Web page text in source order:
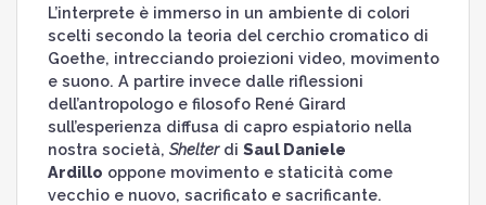
L’interprete è immerso in un ambiente di colori
scelti secondo la teoria del cerchio cromatico di
Goethe, intrecciando proiezioni video, movimento
e suono. A partire invece dalle riflessioni
dell’antropologo e filosofo René Girard
sull’esperienza diffusa di capro espiatorio nella
nostra società, Shelterdi Saul Daniele
Ardillo oppone movimento e staticità come
vecchio e nuovo, sacrificato e sacrificante.